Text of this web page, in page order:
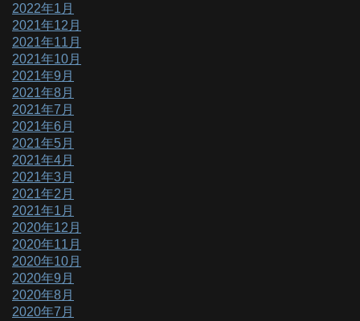
2022年1月
2021年12月
2021年11月
2021年10月
2021年9月
2021年8月
2021年7月
2021年6月
2021年5月
2021年4月
2021年3月
2021年2月
2021年1月
2020年12月
2020年11月
2020年10月
2020年9月
2020年8月
2020年7月